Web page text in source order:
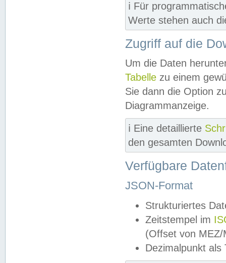
ℹ️ Für
Werte stehen auch
Zugriff auf die
Um die Daten
Tabelle zu einem
Sie dann die Option
Diagrammanzeige.
ℹ️ Eine detaillierte
den gesamten
Verfügbare
JSON-Format
Strukturiertes
Zeitstempel im
(Offset von MEZ/
Dezimalpunkt als